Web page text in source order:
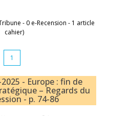
- 0 e-Recension - 1 article
cahier)
1
- Europe : fin de
– Regards du
- p. 74-86